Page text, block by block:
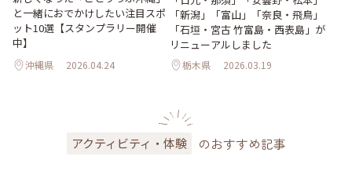
と一緒におでかけしたい注目スポ
ット10選【スタンプラリー開催
中】
沖縄県 2026.04.24
「新潟」「富山」「奈良・飛鳥」
「石垣・宮古 竹富島・西表島」が
リニューアルしました
栃木県 2026.03.19
アクティビティ・体験 のおすすめ記事